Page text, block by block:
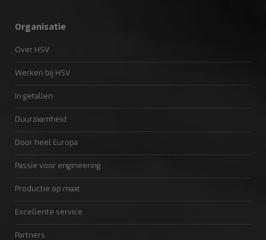
Organisatie
Over HSV
Werken bij HSV
In getallen
Duurzaamheid
Door heel Europa
Passie voor engineering
Productie op maat
Excellente service
Partners